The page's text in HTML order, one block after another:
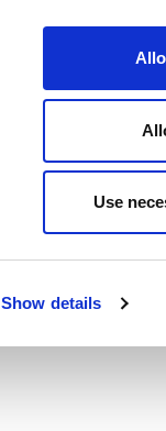
Show details
Use
Tweets by